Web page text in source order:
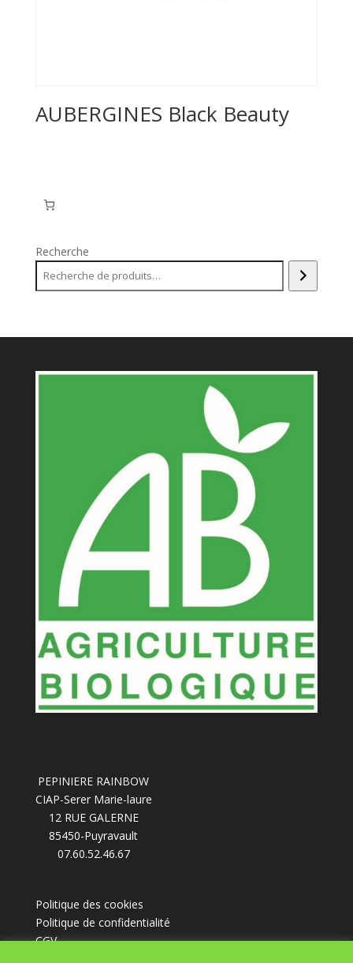
AUBERGINES Black Beauty
Recherche
PEPINIERE RAINBOW
CIAP-Serer Marie-laure
12 RUE GALERNE
85450-Puyravault
07.60.52.46.67
Politique des cookies
Politique de confidentialité
CGV